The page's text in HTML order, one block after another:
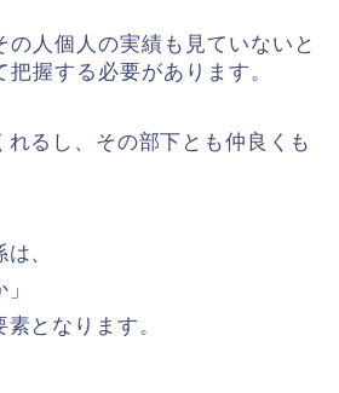
の人個人の実績も見ていないと
握する必要があります。
るし、その部下とも仲良くも
、
となります。